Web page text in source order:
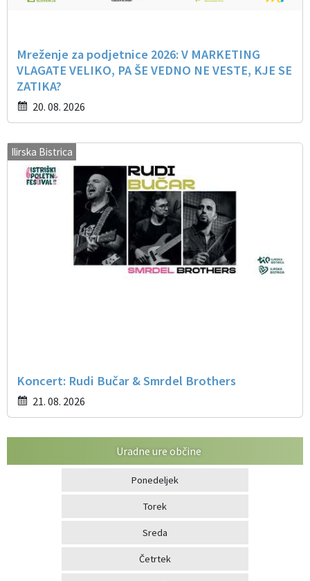
Mreženje za podjetnice 2026: V MARKETING
VLAGATE VELIKO, PA ŠE VEDNO NE VESTE, KJE SE
ZATIKA?
20. 08. 2026
Ilirska Bistrica
Koncert: Rudi Bučar & Smrdel Brothers
21. 08. 2026
Uradne ure občine
Ponedeljek
Torek
Sreda
Četrtek